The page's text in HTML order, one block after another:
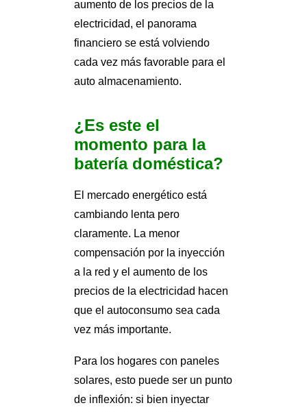
aumento de los precios de la
electricidad, el panorama
financiero se está volviendo
cada vez más favorable para el
auto almacenamiento.
¿Es este el
momento para la
batería doméstica?
El mercado energético está
cambiando lenta pero
claramente. La menor
compensación por la inyección
a la red y el aumento de los
precios de la electricidad hacen
que el autoconsumo sea cada
vez más importante.
Para los hogares con paneles
solares, esto puede ser un punto
de inflexión: si bien inyectar